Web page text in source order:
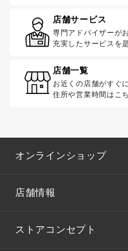
店舗サービス
専門アドバイザーが
充実したサービスを
店舗一覧
お近くの店舗がすぐ
住所や営業時間はこ
オンラインショップ
店舗情報
ストアコンセプト